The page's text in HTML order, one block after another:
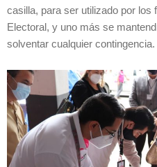
casilla, para ser utilizado por los
Electoral, y uno más se
solventar cualquier contingencia.